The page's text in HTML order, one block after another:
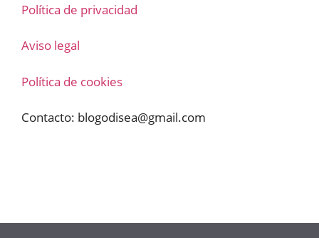
Política de privacidad
Aviso legal
Política de cookies
Contacto: blogodisea@gmail.com